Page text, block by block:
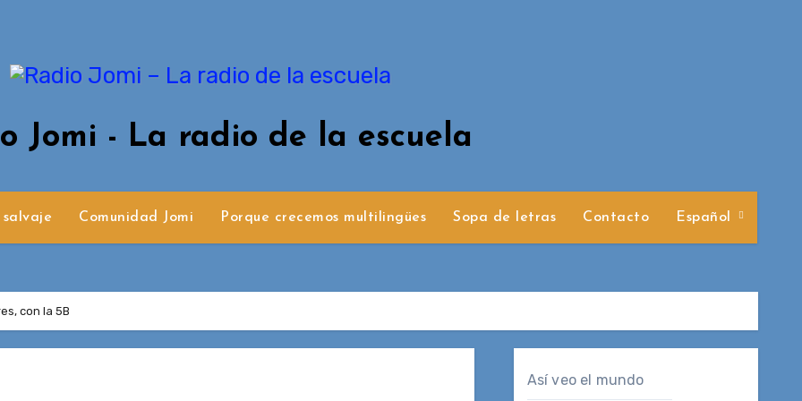
Jomi - La radio de la escuela
salvaje Comunidad Jomi Porque crecemos multilingües Sopa de letras Contacto Español
con la 5B
Así veo el mundo